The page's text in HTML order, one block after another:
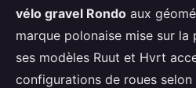
vélo gravel Rondo aux
marque polonaise mise sur la
ses modèles Ruut et Hvrt
configurations de roues